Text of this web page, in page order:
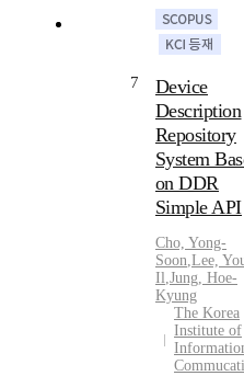
7
Device
Description
Repository
System
on DDR
Simple API
Cho, Yong-
Soon,Lee,
Il,Jung, Hoe-
Kyung
The Korea
Institute of